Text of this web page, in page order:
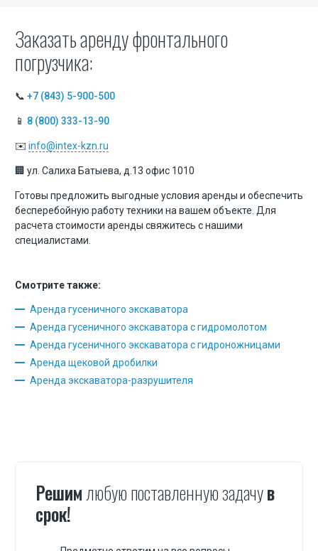
Заказать аренду фронтального
погрузчика:
📞 +7 (843) 5-900-500
📱 8 (800) 333-13-90
✉️ info@intex-kzn.ru
🏢 ул. Салиха Батыева, д.13 офис 1010
Готовы предложить выгодные условия аренды и обеспечить
бесперебойную работу техники на вашем объекте. Для
расчета стоимости аренды свяжитесь с нашими
специалистами.
Смотрите также:
Аренда гусеничного экскаватора
Аренда гусеничного экскаватора с гидромолотом
Аренда гусеничного экскаватора с гидроножницами
Аренда щековой дробилки
Аренда экскаватора-разрушителя
Решимлюбую поставленную задачув
срок!